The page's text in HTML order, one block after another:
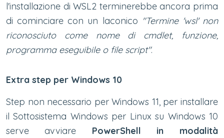
l'installazione di WSL2 terminerebbe ancora prima
di cominciare con un laconico "Termine 'wsl' non
riconosciuto come nome di cmdlet, funzione,
programma eseguibile o file script".
Extra step per Windows 10
Step non necessario per Windows 11, per installare
il Sottosistema Windows per Linux su Windows 10
serve avviare PowerShell in modalità